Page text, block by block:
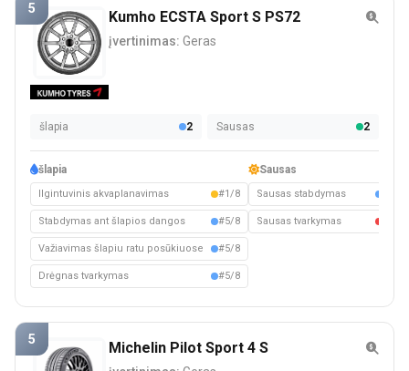
5 Kumho ECSTA Sport S PS72
įvertinimas: Geras
šlapia 2 Sausas 2
šlapia
Ilgintuvinis akvaplanavimas #1/8
Stabdymas ant šlapios dangos #5/8
Važiavimas šlapiu ratu posūkiuose #5/8
Drėgnas tvarkymas #5/8
Sausas
Sausas stabdymas
Sausas tvarkymas
5 Michelin Pilot Sport 4 S